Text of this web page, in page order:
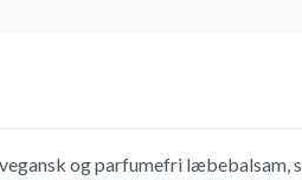
og parfumefri læbebalsam,